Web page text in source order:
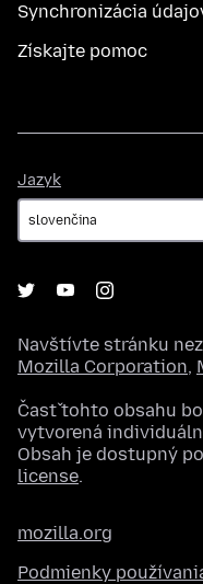
Synchronizácia
Získajte pomoc
Jazyk
Navštívte stránku
Mozilla Corporation,
Časť tohto obsahu
vytvorená
Obsah je dostupný
license.
mozilla.org
Podmienky